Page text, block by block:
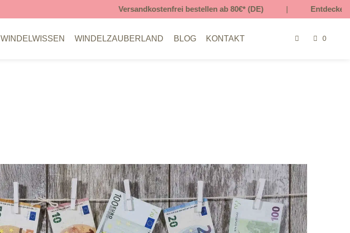
Versandkostenfrei bestellen ab 80€* (DE) | Entdecke unsere
WINDELWISSEN WINDELZAUBERLAND BLOG KONTAKT 0